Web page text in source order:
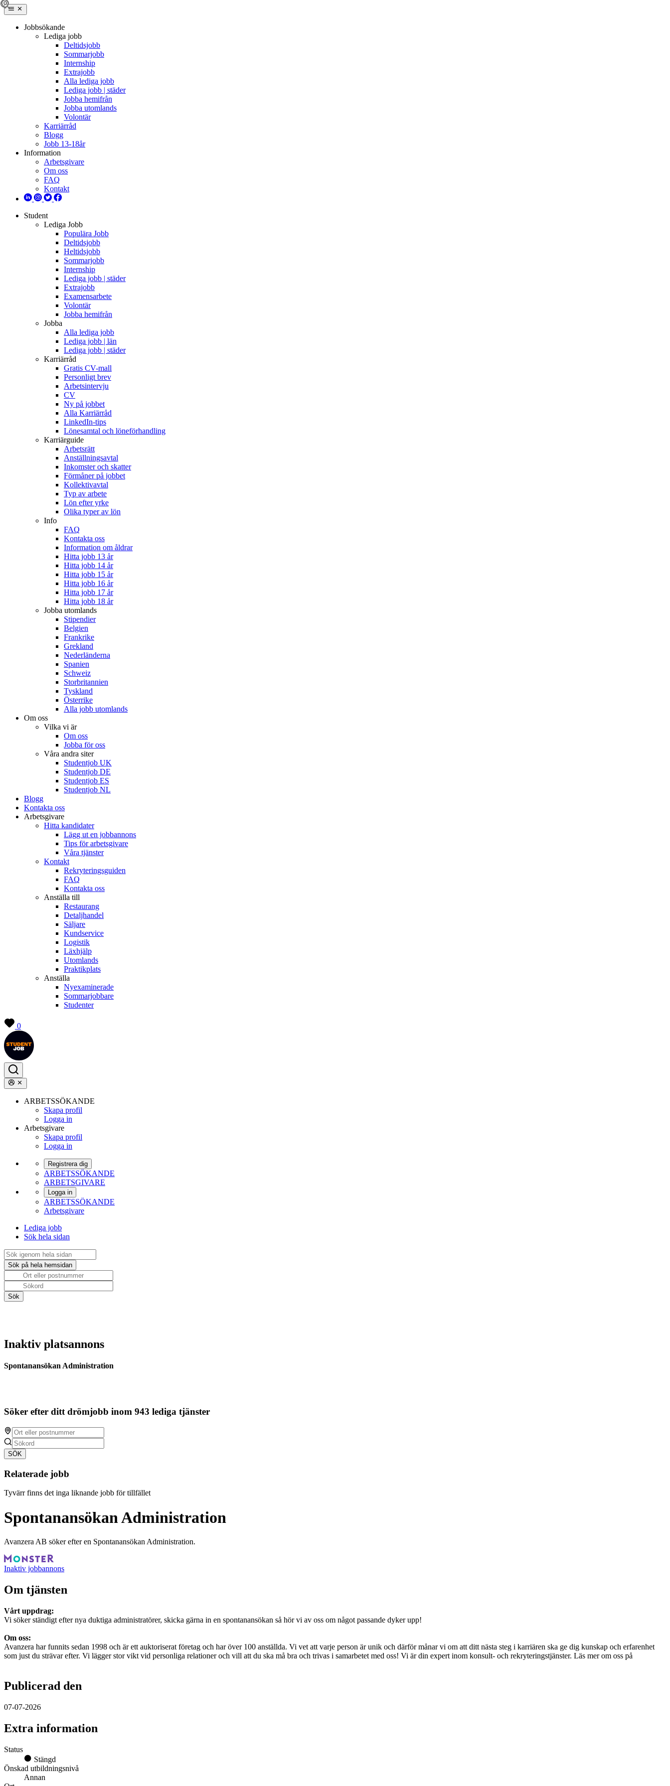
Jobbsökande
Lediga jobb
Deltidsjobb
Sommarjobb
Internship
Extrajobb
Alla lediga jobb
Lediga jobb | städer
Jobba hemifrån
Jobba utomlands
Volontär
Karriärråd
Blogg
Jobb 13-18år
Information
Arbetsgivare
Om oss
FAQ
Kontakt
Student
Lediga Jobb
Populära Jobb
Deltidsjobb
Heltidsjobb
Sommarjobb
Internship
Lediga jobb | städer
Extrajobb
Examensarbete
Volontär
Jobba hemifrån
Jobba
Alla lediga jobb
Lediga jobb | län
Lediga jobb | städer
Karriärråd
Gratis CV-mall
Personligt brev
Arbetsintervju
CV
Ny på jobbet
Alla Karriärråd
LinkedIn-tips
Lönesamtal och löneförhandling
Karriärguide
Arbetsrätt
Anställningsavtal
Inkomster och skatter
Förmåner på jobbet
Kollektivavtal
Typ av arbete
Lön efter yrke
Olika typer av lön
Info
FAQ
Kontakta oss
Information om åldrar
Hitta jobb 13 år
Hitta jobb 14 år
Hitta jobb 15 år
Hitta jobb 16 år
Hitta jobb 17 år
Hitta jobb 18 år
Jobba utomlands
Stipendier
Belgien
Frankrike
Grekland
Nederländerna
Spanien
Schweiz
Storbritannien
Tyskland
Österrike
Alla jobb utomlands
Om oss
Vilka vi är
Om oss
Jobba för oss
Våra andra siter
Studentjob UK
Studentjob DE
Studentjob ES
Studentjob NL
Blogg
Kontakta oss
Arbetsgivare
Hitta kandidater
Lägg ut en jobbannons
Tips för arbetsgivare
Våra tjänster
Kontakt
Rekryteringsguiden
FAQ
Kontakta oss
Anställa till
Restaurang
Detaljhandel
Säljare
Kundservice
Logistik
Läxhjälp
Utomlands
Praktikplats
Anställa
Nyexaminerade
Sommarjobbare
Studenter
0
ARBETSSÖKANDE
Skapa profil
Logga in
Arbetsgivare
Skapa profil
Logga in
Registrera dig
ARBETSSÖKANDE
ARBETSGIVARE
Logga in
ARBETSSÖKANDE
Arbetsgivare
Lediga jobb
Sök hela sidan
Inaktiv platsannons
Spontanansökan Administration
Söker efter ditt drömjobb inom 943 lediga tjänster
SÖK
Relaterade jobb
Tyvärr finns det inga liknande jobb för tillfället
Spontanansökan Administration
Avanzera AB söker efter en Spontanansökan Administration.
Inaktiv jobbannons
Om tjänsten
Vårt uppdrag:
Vi söker ständigt efter nya duktiga administratörer, skicka gärna in en spontanansökan så hör vi av oss om något passande dyker upp!
Om oss:
Avanzera har funnits sedan 1998 och är ett auktoriserat företag och har över 100 anställda. Vi vet att varje person är unik och därför månar vi om att ditt nästa steg i karriären ska ge dig kunskap och erfarenhet
som just du strävar efter. Vi lägger stor vikt vid personliga relationer och vill att du ska må bra och trivas i samarbetet med oss! Vi är din expert inom konsult- och rekryteringstjänster. Läs mer om oss på
Publicerad den
07-07-2026
Extra information
Status
Stängd
Önskad utbildningsnivå
Annan